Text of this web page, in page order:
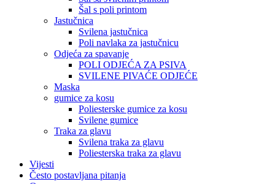
Šal s poli printom
Jastučnica
Svilena jastučnica
Poli navlaka za jastučnicu
Odjeća za spavanje
POLI ODJEĆA ZA PSIVA
SVILENE PIVAĆE ODJEĆE
Maska
gumice za kosu
Poliesterske gumice za kosu
Svilene gumice
Traka za glavu
Svilena traka za glavu
Poliesterska traka za glavu
Vijesti
Često postavljana pitanja